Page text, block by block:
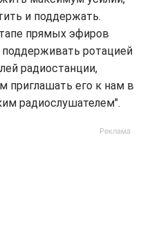
и поддержать.
прямых эфиров
ротацией
радиостанции,
приглашать его к нам в
радиослушателем".